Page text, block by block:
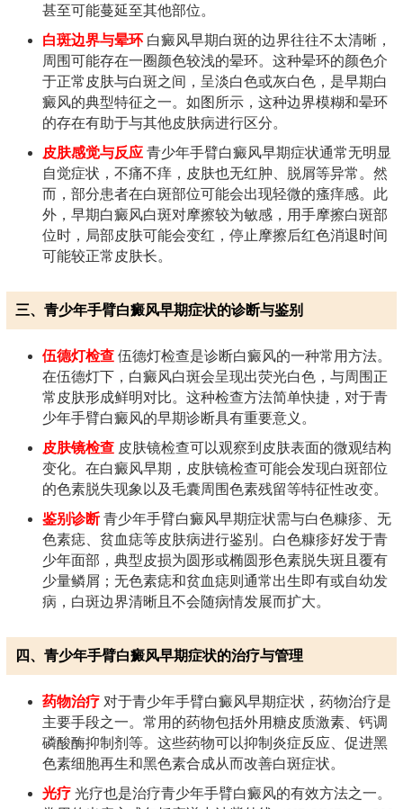
甚至可能蔓延至其他部位。
白斑边界与晕环 白癜风早期白斑的边界往往不太清晰，
周围可能存在一圈颜色较浅的晕环。这种晕环的颜色介
于正常皮肤与白斑之间，呈淡白色或灰白色，是早期白
癜风的典型特征之一。如图所示，这种边界模糊和晕环
的存在有助于与其他皮肤病进行区分。
皮肤感觉与反应 青少年手臂白癜风早期症状通常无明显
自觉症状，不痛不痒，皮肤也无红肿、脱屑等异常。然
而，部分患者在白斑部位可能会出现轻微的瘙痒感。此
外，早期白癜风白斑对摩擦较为敏感，用手摩擦白斑部
位时，局部皮肤可能会变红，停止摩擦后红色消退时间
可能较正常皮肤长。
三、青少年手臂白癜风早期症状的诊断与鉴别
伍德灯检查 伍德灯检查是诊断白癜风的一种常用方法。
在伍德灯下，白癜风白斑会呈现出荧光白色，与周围正
常皮肤形成鲜明对比。这种检查方法简单快捷，对于青
少年手臂白癜风的早期诊断具有重要意义。
皮肤镜检查 皮肤镜检查可以观察到皮肤表面的微观结构
变化。在白癜风早期，皮肤镜检查可能会发现白斑部位
的色素脱失现象以及毛囊周围色素残留等特征性改变。
鉴别诊断 青少年手臂白癜风早期症状需与白色糠疹、无
色素痣、贫血痣等皮肤病进行鉴别。白色糠疹好发于青
少年面部，典型皮损为圆形或椭圆形色素脱失斑且覆有
少量鳞屑；无色素痣和贫血痣则通常出生即有或自幼发
病，白斑边界清晰且不会随病情发展而扩大。
四、青少年手臂白癜风早期症状的治疗与管理
药物治疗 对于青少年手臂白癜风早期症状，药物治疗是
主要手段之一。常用的药物包括外用糖皮质激素、钙调
磷酸酶抑制剂等。这些药物可以抑制炎症反应、促进黑
色素细胞再生和黑色素合成从而改善白斑症状。
光疗 光疗也是治疗青少年手臂白癜风的有效方法之一。